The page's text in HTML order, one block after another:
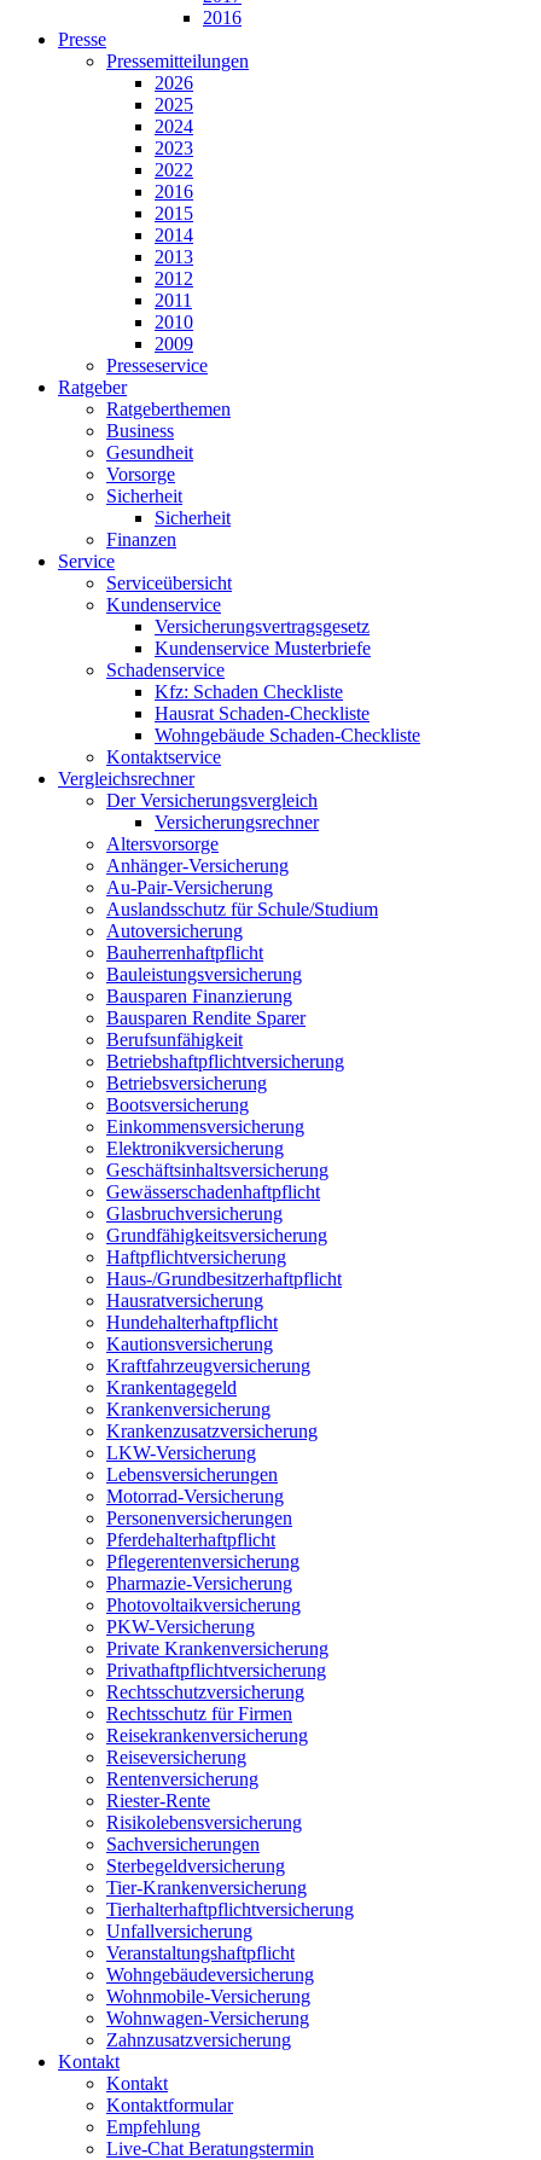
2016
Presse
Pressemitteilungen
2026
2025
2024
2023
2022
2016
2015
2014
2013
2012
2011
2010
2009
Presseservice
Ratgeber
Ratgeberthemen
Business
Gesundheit
Vorsorge
Sicherheit
Sicherheit
Finanzen
Service
Serviceübersicht
Kundenservice
Versicherungsvertragsgesetz
Kundenservice Musterbriefe
Schadenservice
Kfz: Schaden Checkliste
Hausrat Schaden-Checkliste
Wohngebäude Schaden-Checkliste
Kontaktservice
Vergleichsrechner
Der Versicherungsvergleich
Versicherungsrechner
Altersvorsorge
Anhänger-Versicherung
Au-Pair-Versicherung
Auslandsschutz für Schule/Studium
Autoversicherung
Bauherrenhaftpflicht
Bauleistungsversicherung
Bausparen Finanzierung
Bausparen Rendite Sparer
Berufsunfähigkeit
Betriebshaftpflichtversicherung
Betriebsversicherung
Bootsversicherung
Einkommensversicherung
Elektronikversicherung
Geschäftsinhaltsversicherung
Gewässerschadenhaftpflicht
Glasbruchversicherung
Grundfähigkeitsversicherung
Haftpflichtversicherung
Haus-/Grundbesitzerhaftpflicht
Hausratversicherung
Hundehalterhaftpflicht
Kautionsversicherung
Kraftfahrzeugversicherung
Krankentagegeld
Krankenversicherung
Krankenzusatzversicherung
LKW-Versicherung
Lebensversicherungen
Motorrad-Versicherung
Personenversicherungen
Pferdehalterhaftpflicht
Pflegerentenversicherung
Pharmazie-Versicherung
Photovoltaikversicherung
PKW-Versicherung
Private Krankenversicherung
Privathaftpflichtversicherung
Rechtsschutzversicherung
Rechtsschutz für Firmen
Reisekrankenversicherung
Reiseversicherung
Rentenversicherung
Riester-Rente
Risikolebensversicherung
Sachversicherungen
Sterbegeldversicherung
Tier-Krankenversicherung
Tierhalterhaftpflichtversicherung
Unfallversicherung
Veranstaltungshaftpflicht
Wohngebäudeversicherung
Wohnmobile-Versicherung
Wohnwagen-Versicherung
Zahnzusatzversicherung
Kontakt
Kontakt
Kontaktformular
Empfehlung
Live-Chat Beratungstermin